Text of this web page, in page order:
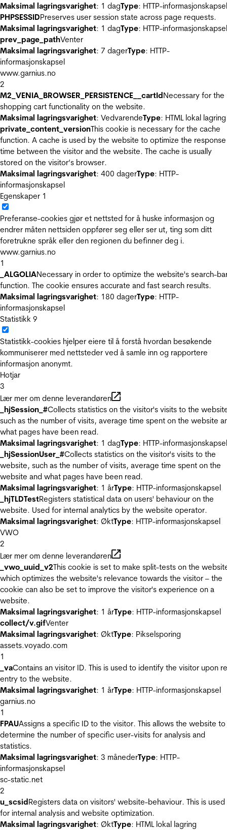
Maksimal lagringsvarighet: 1 dagType: HTTP-informasjonskapsel
PHPSESSIDPreserves user session state across page requests.
Maksimal lagringsvarighet: 1 dagType: HTTP-informasjonskapsel
prev_page_pathVenter
Maksimal lagringsvarighet: 7 dagerType: HTTP-
informasjonskapsel
www.garnius.no
2
M2_VENIA_BROWSER_PERSISTENCE__cartIdNecessary for the
shopping cart functionality on the website.
Maksimal lagringsvarighet: VedvarendeType: HTML lokal lagring
private_content_versionThis cookie is necessary for the cache
function. A cache is used by the website to optimize the response
time between the visitor and the website. The cache is usually
stored on the visitor’s browser.
Maksimal lagringsvarighet: 400 dagerType: HTTP-
informasjonskapsel
Egenskaper 1
Preferanse-cookies gjør et nettsted for å huske informasjon og
endrer måten nettsiden oppfører seg eller ser ut, ting som ditt
foretrukne språk eller den regionen du befinner deg i.
www.garnius.no
1
_ALGOLIANecessary in order to optimize the website's search-
function. The cookie ensures accurate and fast search results.
Maksimal lagringsvarighet: 180 dagerType: HTTP-
informasjonskapsel
Statistikk 9
Statistikk-cookies hjelper eiere til å forstå hvordan besøkende
kommuniserer med nettsteder ved å samle inn og rapportere
informasjon anonymt.
Hotjar
3
Lær mer om denne leverandøren
_hjSession_#Collects statistics on the visitor's visits to the
such as the number of visits, average time spent on the website
what pages have been read.
Maksimal lagringsvarighet: 1 dagType: HTTP-informasjonskapsel
_hjSessionUser_#Collects statistics on the visitor's visits to the
website, such as the number of visits, average time spent on the
website and what pages have been read.
Maksimal lagringsvarighet: 1 årType: HTTP-informasjonskapsel
_hjTLDTestRegisters statistical data on users' behaviour on the
website. Used for internal analytics by the website operator.
Maksimal lagringsvarighet: ØktType: HTTP-informasjonskapsel
VWO
2
Lær mer om denne leverandøren
_vwo_uuid_v2This cookie is set to make split-tests on the
which optimizes the website's relevance towards the visitor – the
cookie can also be set to improve the visitor's experience on a
website.
Maksimal lagringsvarighet: 1 årType: HTTP-informasjonskapsel
collect/v.gifVenter
Maksimal lagringsvarighet: ØktType: Pikselsporing
assets.voyado.com
1
_vaContains an visitor ID. This is used to identify the visitor upon
entry to the website.
Maksimal lagringsvarighet: 1 årType: HTTP-informasjonskapsel
garnius.no
1
FPAUAssigns a specific ID to the visitor. This allows the website to
determine the number of specific user-visits for analysis and
statistics.
Maksimal lagringsvarighet: 3 månederType: HTTP-
informasjonskapsel
sc-static.net
2
u_scsidRegisters data on visitors' website-behaviour. This is used
for internal analysis and website optimization.
Maksimal lagringsvarighet: ØktType: HTML lokal lagring